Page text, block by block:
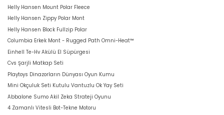
Helly Hansen Mount Polar Fleece
Helly Hansen Zippy Polar Mont
Helly Hansen Block Fullzip Polar
Columbia Erkek Mont - Rugged Path Omni-Heat™
Einhell Te-Hv Akülü El Süpürgesi
Cvs Şarjli Matkap Seti
Playtoys Dinazorların Dünyası Oyun Kumu
Mini Okçuluk Seti Kutulu Vantuzlu Ok Yay Seti
Abbalone Sumo Akil Zeka Strateji Oyunu
4 Zamanlı Vitesli Bot-Tekne Motoru